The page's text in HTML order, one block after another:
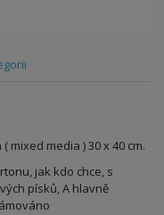
media ) 30 x 40 cm.
jak kdo chce, s
písků, A hlavně